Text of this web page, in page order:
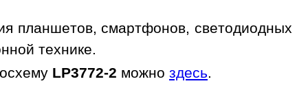
планшетов, смартфонов, светодиодных
технике.
LP3772-2 можно здесь.